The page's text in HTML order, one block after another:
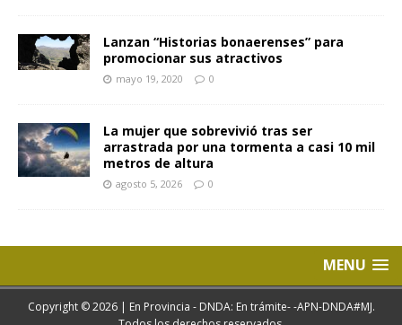
Lanzan “Historias bonaerenses” para
promocionar sus atractivos
mayo 19, 2020 0
La mujer que sobrevivió tras ser
arrastrada por una tormenta a casi 10 mil
metros de altura
agosto 5, 2026 0
MENU
Copyright © 2026 | En Provincia - DNDA: En trámite- -APN-DNDA#MJ.